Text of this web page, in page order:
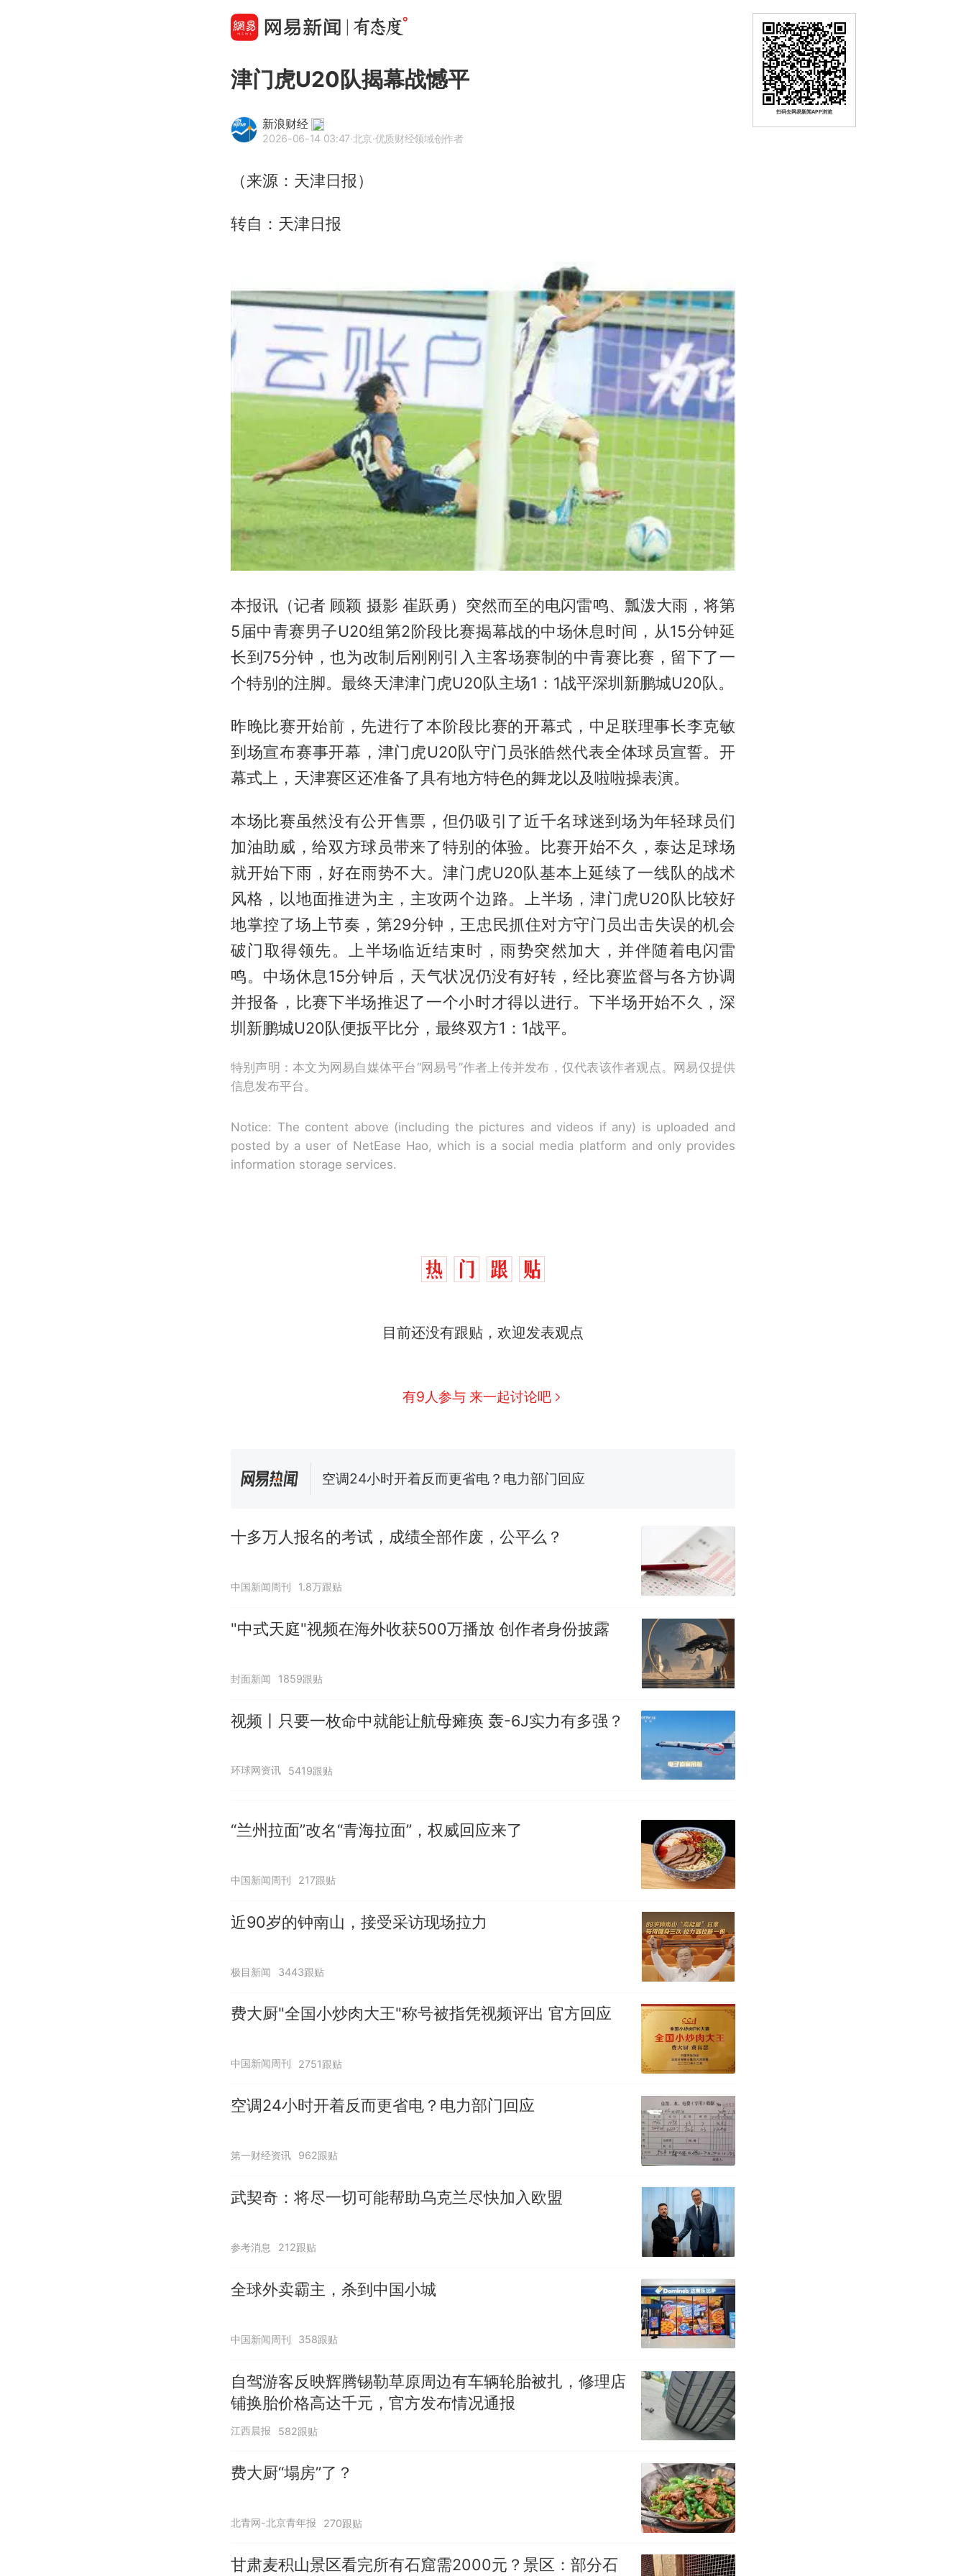
津门虎U20队揭幕战憾平
新浪财经
2026-06-14 03:47·北京·优质财经领域创作者
（来源：天津日报）
转自：天津日报
本报讯（记者 顾颖 摄影 崔跃勇）突然而至的电闪雷鸣、瓢泼大雨，将第
5届中青赛男子U20组第2阶段比赛揭幕战的中场休息时间，从15分钟延
长到75分钟，也为改制后刚刚引入主客场赛制的中青赛比赛，留下了一
个特别的注脚。最终天津津门虎U20队主场1：1战平深圳新鹏城U20队。
昨晚比赛开始前，先进行了本阶段比赛的开幕式，中足联理事长李克敏
到场宣布赛事开幕，津门虎U20队守门员张皓然代表全体球员宣誓。开
幕式上，天津赛区还准备了具有地方特色的舞龙以及啦啦操表演。
本场比赛虽然没有公开售票，但仍吸引了近千名球迷到场为年轻球员们
加油助威，给双方球员带来了特别的体验。比赛开始不久，泰达足球场
就开始下雨，好在雨势不大。津门虎U20队基本上延续了一线队的战术
风格，以地面推进为主，主攻两个边路。上半场，津门虎U20队比较好
地掌控了场上节奏，第29分钟，王忠民抓住对方守门员出击失误的机会
破门取得领先。上半场临近结束时，雨势突然加大，并伴随着电闪雷
鸣。中场休息15分钟后，天气状况仍没有好转，经比赛监督与各方协调
并报备，比赛下半场推迟了一个小时才得以进行。下半场开始不久，深
圳新鹏城U20队便扳平比分，最终双方1：1战平。
特别声明：本文为网易自媒体平台“网易号”作者上传并发布，仅代表该作者观点。网易仅提供
信息发布平台。
Notice: The content above (including the pictures and videos if any) is uploaded and
posted by a user of NetEase Hao, which is a social media platform and only provides
information storage services.
目前还没有跟贴，欢迎发表观点
有9人参与 来一起讨论吧
全球唯一没有法定首都的国家，刚改国名，总统就邀请中国大使
骑行绕了几乎整个国境线一圈，还曾两次到中国寻根
视频丨只要一枚命中就能让航母瘫痪 轰-6J实力有多强？
佛山一中学招聘物理教师，笔试前13名均遭淘汰？教育局：已叫停
十多万人报名的考试，成绩全部作废，公平么？
十多万人报名的考试，成绩全部作废，公平么？
中国新闻周刊 1.8万跟贴
"中式天庭"视频在海外收获500万播放 创作者身份披露
封面新闻 1859跟贴
视频丨只要一枚命中就能让航母瘫痪 轰-6J实力有多强？
环球网资讯 5419跟贴
“兰州拉面”改名“青海拉面”，权威回应来了
中国新闻周刊 217跟贴
近90岁的钟南山，接受采访现场拉力
极目新闻 3443跟贴
费大厨"全国小炒肉大王"称号被指凭视频评出 官方回应
中国新闻周刊 2751跟贴
空调24小时开着反而更省电？电力部门回应
第一财经资讯 962跟贴
武契奇：将尽一切可能帮助乌克兰尽快加入欧盟
参考消息 212跟贴
全球外卖霸主，杀到中国小城
中国新闻周刊 358跟贴
自驾游客反映辉腾锡勒草原周边有车辆轮胎被扎，修理店
铺换胎价格高达千元，官方发布情况通报
江西晨报 582跟贴
费大厨“塌房”了？
北青网-北京青年报 270跟贴
甘肃麦积山景区看完所有石窟需2000元？景区：部分石
扫码去网易新闻APP浏览